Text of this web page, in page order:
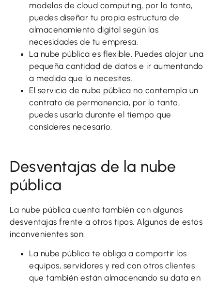
modelos de cloud computing, por lo tanto,
puedes diseñar tu propia estructura de
almacenamiento digital según las
necesidades de tu empresa.
La nube pública es flexible. Puedes alojar una
pequeña cantidad de datos e ir aumentando
a medida que lo necesites.
El servicio de nube pública no contempla un
contrato de permanencia, por lo tanto,
puedes usarla durante el tiempo que
consideres necesario.
Desventajas de la nube
pública
La nube pública cuenta también con algunas
desventajas frente a otros tipos. Algunos de estos
inconvenientes son:
La nube pública te obliga a compartir los
equipos, servidores y red con otros clientes
que también están almacenando su data en